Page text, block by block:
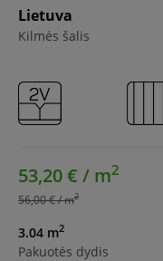
Lietuva
Kilmės šalis
53,20 € / m2
56,00 € / m2
3.04 m2
Pakuotės dydis